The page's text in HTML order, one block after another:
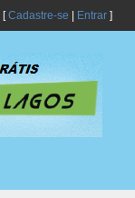
[Cadastre-se Entrar]